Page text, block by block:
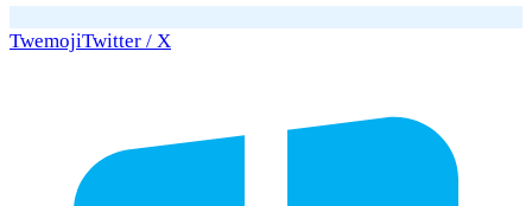
TwemojiTwitter / X